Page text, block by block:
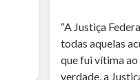
“A Justiça
todas aquelas
que fui vítima ao
verdade, a